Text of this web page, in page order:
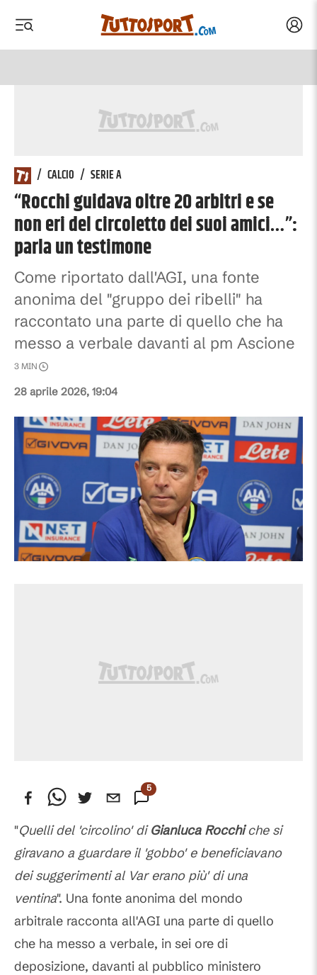
/ CALCIO / SERIE A
“Rocchi guidava oltre 20 arbitri e se
non eri del circoletto dei suoi amici…”:
parla un testimone
Come riportato dall'AGI, una fonte
anonima del "gruppo dei ribelli" ha
raccontato una parte di quello che ha
messo a verbale davanti al pm Ascione
28 aprile 2026, 19:04
3 MIN
5
"Quelli del 'circolino' diGianluca Rocchiche si
giravano a guardare il 'gobbo' e beneficiavano
dei suggerimenti al Var erano più' di una
ventina". Una fonte anonima del mondo
arbitrale racconta all'AGI una parte di quello
che ha messo a verbale, in sei ore di
deposizione, davanti al pubblico ministero